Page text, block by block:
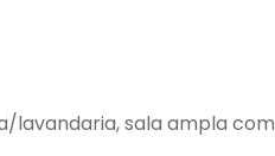
lavandaria, sala ampla com